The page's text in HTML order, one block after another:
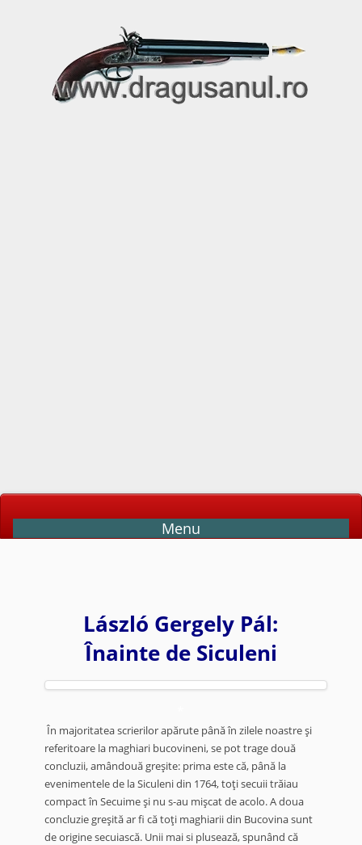
Menu
László Gergely Pál:
Înainte de Siculeni
În majoritatea scrierilor apărute până în zilele noastre şi
referitoare la maghiari bucovineni, se pot trage două
concluzii, amândouă greşite: prima este că, până la
evenimentele de la Siculeni din 1764, toţi secuii trăiau
compact în Secuime şi nu s-au mişcat de acolo. A doua
concluzie greşită ar fi că toţi maghiarii din Bucovina sunt
de origine secuiască. Unii mai si plusează, spunând că